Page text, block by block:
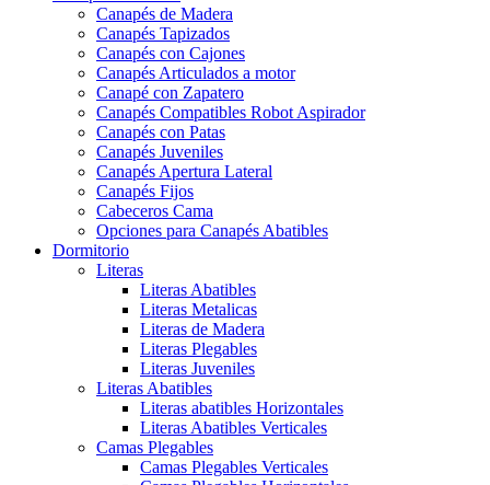
Canapés de Madera
Canapés Tapizados
Canapés con Cajones
Canapés Articulados a motor
Canapé con Zapatero
Canapés Compatibles Robot Aspirador
Canapés con Patas
Canapés Juveniles
Canapés Apertura Lateral
Canapés Fijos
Cabeceros Cama
Opciones para Canapés Abatibles
Dormitorio
Literas
Literas Abatibles
Literas Metalicas
Literas de Madera
Literas Plegables
Literas Juveniles
Literas Abatibles
Literas abatibles Horizontales
Literas Abatibles Verticales
Camas Plegables
Camas Plegables Verticales